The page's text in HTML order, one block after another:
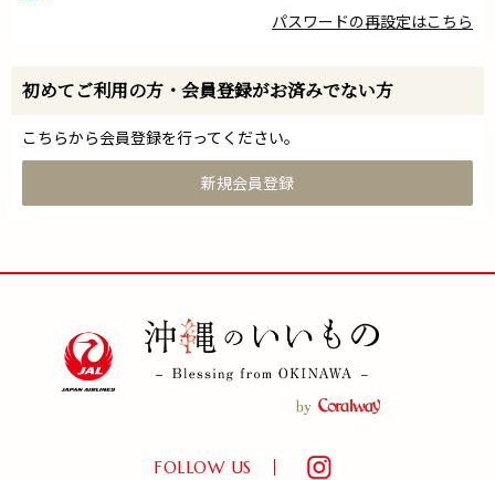
パスワードの再設定はこちら
FOLLOW US